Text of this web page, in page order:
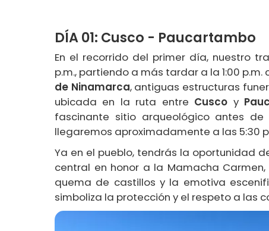
DÍA 01: Cusco - Paucartambo
En el recorrido del primer día, nuestro
p.m., partiendo a más tardar a la 1:00
de Ninamarca, antiguas estructuras
ubicada en la ruta entre Cusco y
fascinante sitio arqueológico antes
llegaremos aproximadamente a las 5:30
Ya en el pueblo, tendrás la oportunidad
central en honor a la Mamacha
quema de castillos y la emotiva
simboliza la protección y el respeto a las